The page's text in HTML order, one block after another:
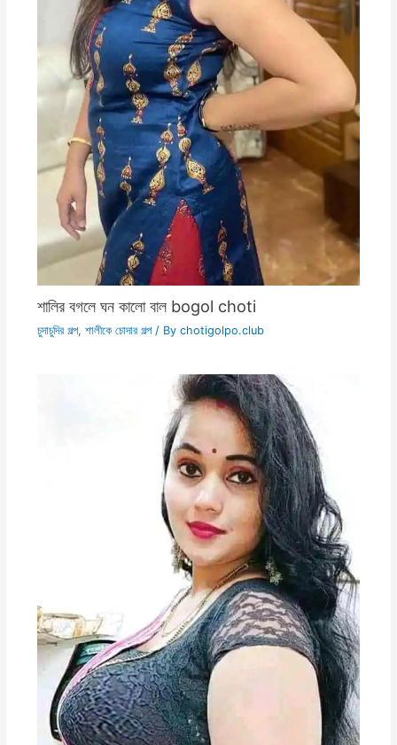
শালির বগলে ঘন কালো বাল bogol choti
চুদাচুদির গল্প, শালীকে চোদার গল্প/ By chotigolpo.club